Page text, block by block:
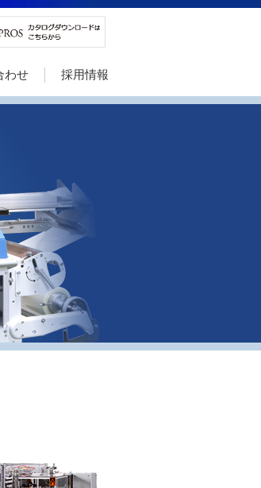
わせ 採用情報